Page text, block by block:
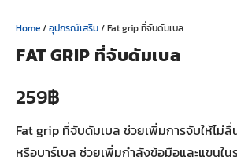
Home/อุปกรณ์เสริม/ Fat grip ที่จับดัมเบล
FAT GRIP ที่จับดัมเบล
259฿
Fat grip ที่จับดัมเบล ช่วยเพิ่มการจับให้ไม่
หรือบาร์เบล ช่วยเพิ่มกำลังข้อมือและแขนใน